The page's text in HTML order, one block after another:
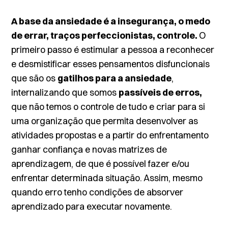
A base da ansiedade é a insegurança, o medo
de errar, traços perfeccionistas, controle. O
primeiro passo é estimular a pessoa a reconhecer
e desmistificar esses pensamentos disfuncionais
que são os gatilhos para a ansiedade,
internalizando que somos passíveis de erros,
que não temos o controle de tudo e criar para si
uma organização que permita desenvolver as
atividades propostas e a partir do enfrentamento
ganhar confiança e novas matrizes de
aprendizagem, de que é possível fazer e/ou
enfrentar determinada situação. Assim, mesmo
quando erro tenho condições de absorver
aprendizado para executar novamente.